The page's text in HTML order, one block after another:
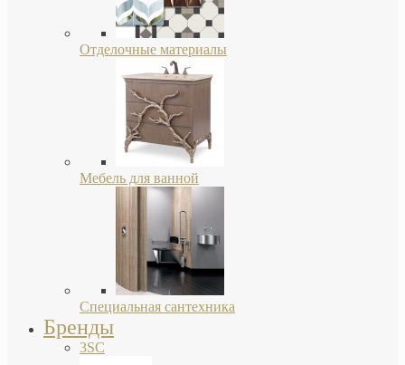
Отделочные материалы
Мебель для ванной
Специальная сантехника
Бренды
3SC